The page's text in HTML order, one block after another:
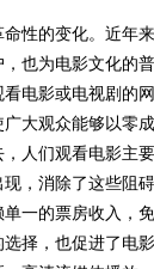
性的变化。近年
也为电影文化的
电影或电视剧的
大观众能够以零
人们观看电影主
，消除了这些阻
一的票房收入，
择，也促进了电
业秘诀？